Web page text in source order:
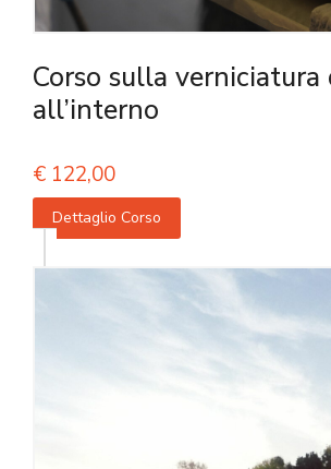
Corso sulla
all’interno
€ 122,00
Dettaglio Corso